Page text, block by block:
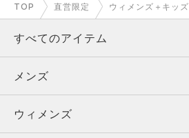
TOP 直営限定 ウィメンズ＋キッズ
すべてのアイテム
メンズ
ウィメンズ
メンズ
トップス
ウィメンズ